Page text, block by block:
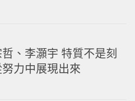
、李灝宇 特質不是刻
力中展現出來